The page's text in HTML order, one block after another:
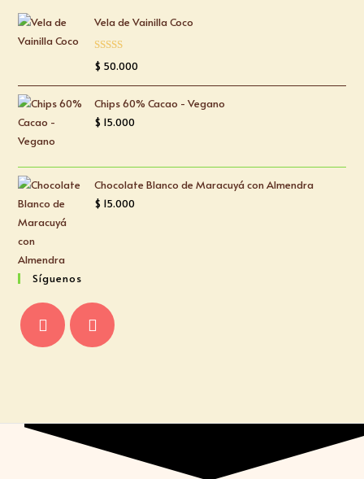
Vela de Vainilla Coco
Valorado
$ 50.000
Chips 60% Cacao - Vegano
$ 15.000
Chocolate Blanco de Maracuyá con Almendra
$ 15.000
Síguenos